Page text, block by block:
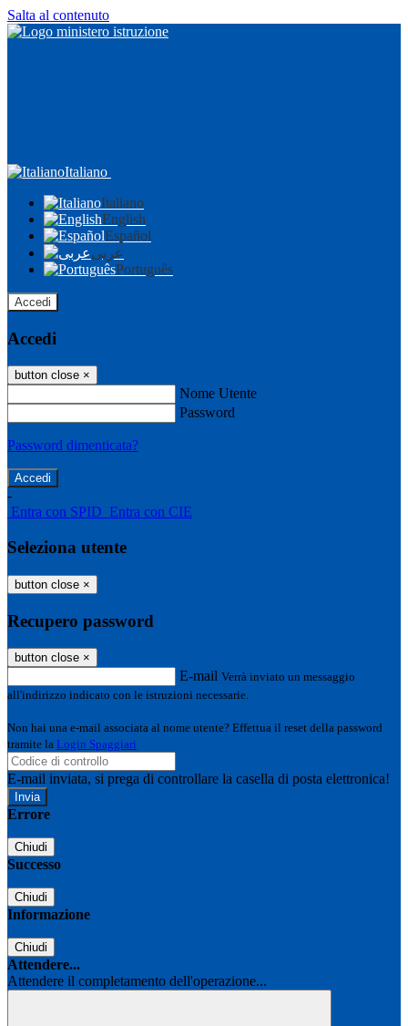
Salta al contenuto
Italiano
Italiano
English
Español
عربى
Português
Accedi
Accedi
button close ×
Nome Utente
Password
Password dimenticata?
-
Entra con SPID Entra con CIE
Seleziona utente
button close ×
Recupero password
button close ×
E-mail Verrà inviato un messaggio
all'indirizzo indicato con le istruzioni necessarie.
Non hai una e-mail associata al nome utente? Effettua il reset della password
tramite la Login Spaggiari
E-mail inviata, si prega di controllare la casella di posta elettronica!
Errore
Chiudi
Successo
Chiudi
Informazione
Chiudi
Attendere...
Attendere il completamento dell'operazione...